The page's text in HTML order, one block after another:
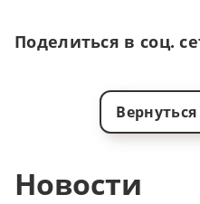
Поделиться в соц.
Новости